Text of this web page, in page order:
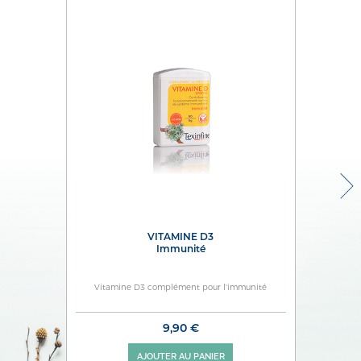
VITAMINE D3
immunité
Vitamine D3 complément pour l'immunité
9,90 €
AJOUTER AU PANIER